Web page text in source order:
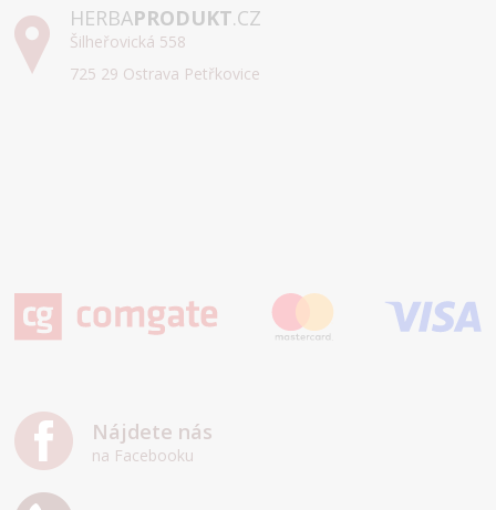
HERBAPRODUKT.CZ
Šilheřovická 558
725 29 Ostrava Petřkovice
Nájdete nás
na Facebooku